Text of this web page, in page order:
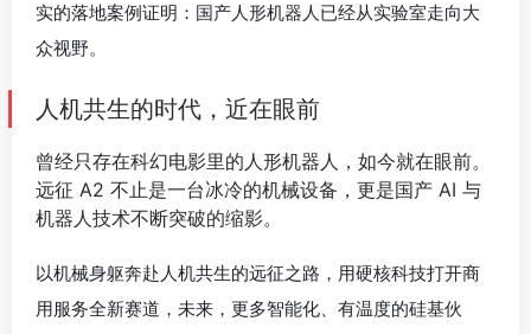
实的落地案例证明：国产人形机器人已经从实验室走向大
众视野。
人机共生的时代，近在眼前
曾经只存在科幻电影里的人形机器人，如今就在眼前。
远征 A2 不止是一台冰冷的机械设备，更是国产 AI 与
机器人技术不断突破的缩影。
以机械身躯奔赴人机共生的远征之路，用硬核科技打开商
用服务全新赛道，未来，更多智能化、有温度的硅基伙